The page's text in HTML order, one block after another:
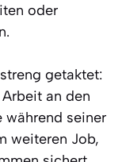
oder
getaktet:
an den
während seiner
weiteren Job,